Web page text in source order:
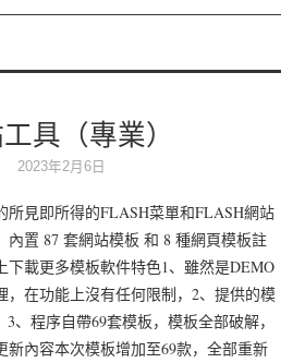
出售
具（專業）
2023年2月6日
所見即所得的FLASH菜單和FLASH網站
內置 87 套網站模板 和 8 種網頁模板註
下載更多模板軟件特色1、雖然是DEMO
，在功能上沒有任何限制，2、提供的模
、程序自帶69套模板，模板全部破解，
新內容本次模板增加至69款，全部重新